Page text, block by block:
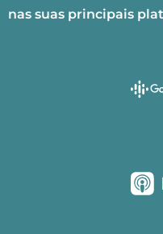
nas suas principais